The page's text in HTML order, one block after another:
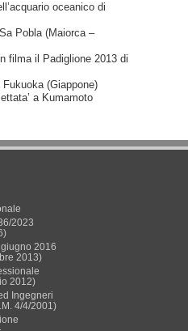
oceanico di
Pobla (Maiorca –
filma il Padiglione 2013 di
(Giappone)
a Kumamoto
2023
2016
2013)
2012)
Ingegneri
4/4/2001)